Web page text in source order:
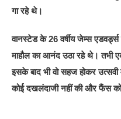
गा रहे थे।
वानस्टेड के 26 वर्षीय जेम्स
माहौल का आनंद उठा रहे थे। तभी
इसके बाद भी वो सहज होकर
कोई दखलंदाजी नहीं की और फैंस